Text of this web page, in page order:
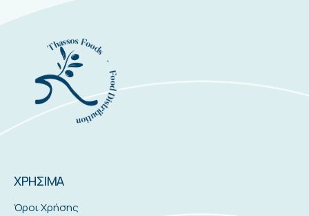
ΧΡΗΣΙΜΑ
Όροι Χρήσης